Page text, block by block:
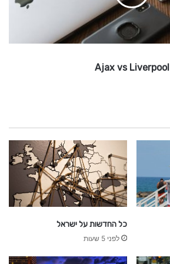
Ajax vs Liverpool
כל החדשות על ישראל
לפני 5 שעות